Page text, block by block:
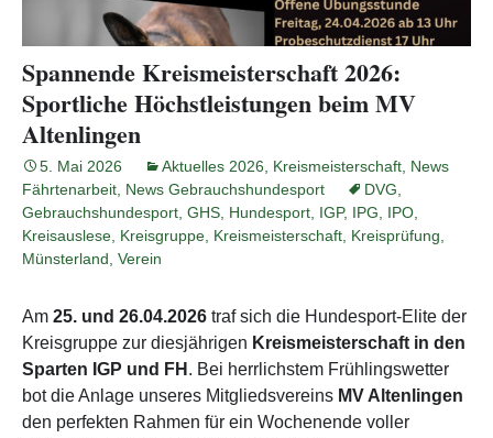
Spannende Kreismeisterschaft 2026:
Sportliche Höchstleistungen beim MV
Altenlingen
5. Mai 2026 Aktuelles 2026, Kreismeisterschaft, News
Fährtenarbeit, News Gebrauchshundesport DVG,
Gebrauchshundesport, GHS, Hundesport, IGP, IPG, IPO,
Kreisauslese, Kreisgruppe, Kreismeisterschaft, Kreisprüfung,
Münsterland, Verein
Am 25. und 26.04.2026 traf sich die Hundesport-Elite der
Kreisgruppe zur diesjährigen Kreismeisterschaft in den
Sparten IGP und FH . Bei herrlichstem Frühlingswetter
bot die Anlage unseres Mitgliedsvereins MV Altenlingen
den perfekten Rahmen für ein Wochenende voller